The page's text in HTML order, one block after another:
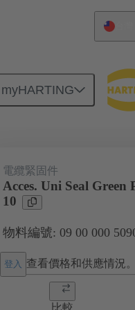
myHARTING
5090
電纜緊固件
Acces. Uni Seal Green
10
物料編號: 09 00 000
登入 查看價格和供應情況。
比較